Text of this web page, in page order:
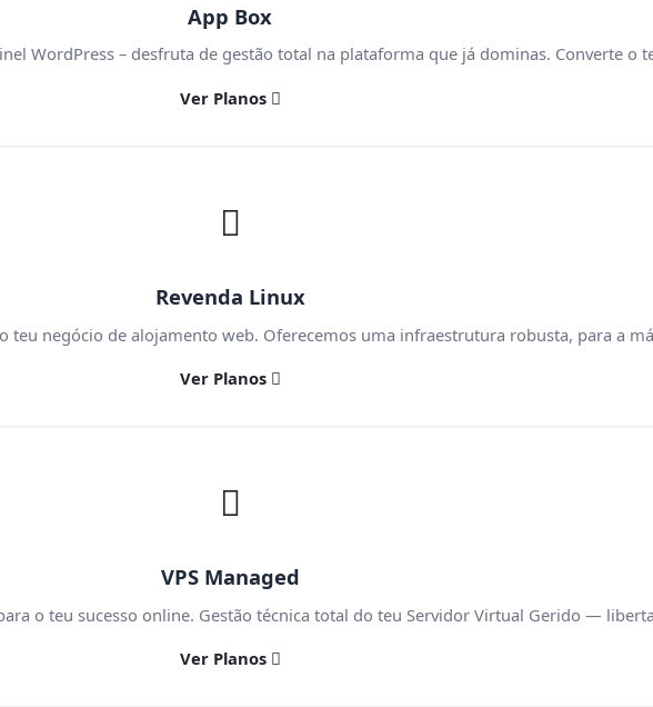
App Box
WordPress – desfruta de gestão total na plataforma que já dominas. Converte o
Ver Planos
Revenda Linux
teu negócio de alojamento web. Oferecemos uma infraestrutura robusta, para a
Ver Planos
VPS Managed
o teu sucesso online. Gestão técnica total do teu Servidor Virtual Gerido —
Ver Planos